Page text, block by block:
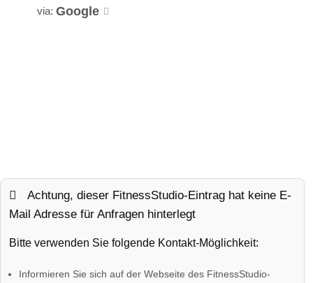
via: Google
Achtung, dieser FitnessStudio-Eintrag hat keine E-
Mail Adresse für Anfragen hinterlegt
Bitte verwenden Sie folgende Kontakt-Möglichkeit:
Informieren Sie sich auf der Webseite des FitnessStudio-